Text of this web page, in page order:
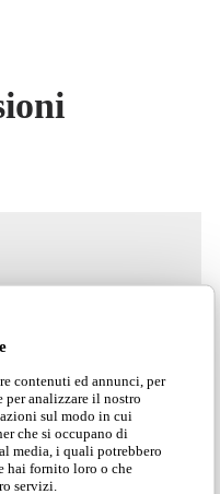
contenuti ed annunci, per
analizzare il nostro
sul modo in cui
che si occupano di
media, i quali potrebbero
hai fornito loro o che
servizi.